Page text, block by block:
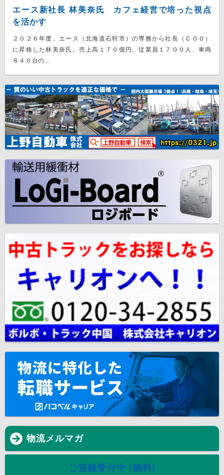
エース新社長 林美奈氏 カフェ経営で培った視点
を活かす
２０２６年度、エース（北海道石狩市）の専務から社長（ＣＯＯ）
に昇格した林美奈氏。売上高１７０億円、従業員１７００人、車両
８４０台の...
物流メルマガ
ご登録受付中 (無料)